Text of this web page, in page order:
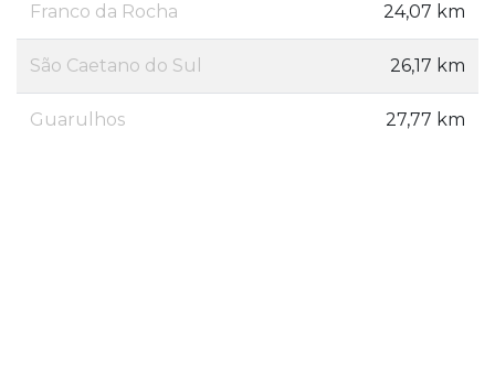
Franco da Rocha 24,07 km
São Caetano do Sul 26,17 km
Guarulhos 27,77 km